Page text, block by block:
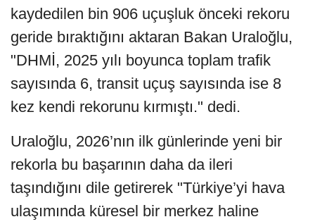
kaydedilen bin 906 uçuşluk önceki rekoru
geride bıraktığını aktaran Bakan Uraloğlu,
"DHMİ, 2025 yılı boyunca toplam trafik
sayısında 6, transit uçuş sayısında ise 8
kez kendi rekorunu kırmıştı." dedi.
Uraloğlu, 2026’nın ilk günlerinde yeni bir
rekorla bu başarının daha da ileri
taşındığını dile getirerek "Türkiye’yi hava
ulaşımında küresel bir merkez haline